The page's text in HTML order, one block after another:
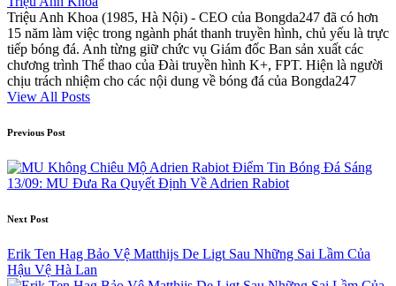
Triệu Anh Khoa (1985, Hà Nội) - CEO của Bongda247 đã có hơn
15 năm làm việc trong ngành phát thanh truyền hình, chủ yếu là trực
tiếp bóng đá. Anh từng giữ chức vụ Giám đốc Ban sản xuất các
chương trình Thể thao của Đài truyền hình K+, FPT. Hiện là người
chịu trách nhiệm cho các nội dung về bóng đá của Bongda247
View All Posts
Post
navigation
Previous Post
Điểm Tin Bóng Đá Sáng
13/09: MU Đưa Ra Quyết Định Về Adrien Rabiot
Next Post
Erik Ten Hag Bảo Vệ Matthijs De Ligt Sau Những Sai Lầm Của
Hậu Vệ Hà Lan